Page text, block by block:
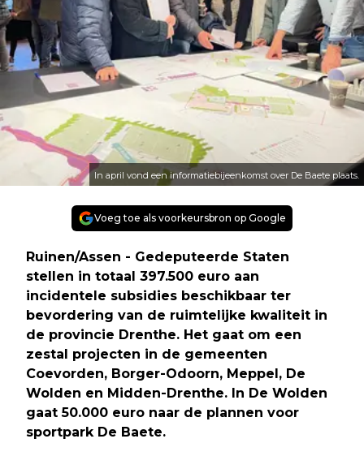
In april vond een informatiebijeenkomst over De Baete plaats.
Voeg toe als voorkeursbron op Google
Ruinen/Assen - Gedeputeerde Staten
stellen in totaal 397.500 euro aan
incidentele subsidies beschikbaar ter
bevordering van de ruimtelijke kwaliteit in
de provincie Drenthe. Het gaat om een
zestal projecten in de gemeenten
Coevorden, Borger-Odoorn, Meppel, De
Wolden en Midden-Drenthe. In De Wolden
gaat 50.000 euro naar de plannen voor
sportpark De Baete.